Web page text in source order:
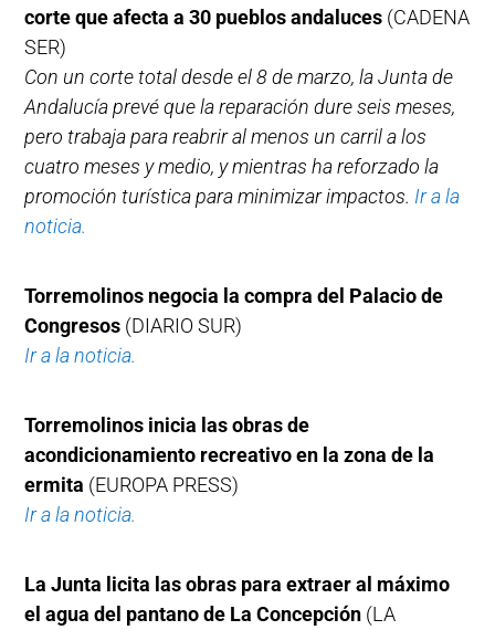
corte que afecta a 30 pueblos andaluces (CADENA
SER)
Con un corte total desde el 8 de marzo, la Junta de
Andalucía prevé que la reparación dure seis meses,
pero trabaja para reabrir al menos un carril a los
cuatro meses y medio, y mientras ha reforzado la
promoción turística para minimizar impactos. Ir a la
noticia.
Torremolinos negocia la compra del Palacio de
Congresos (DIARIO SUR)
Ir a la noticia.
Torremolinos inicia las obras de
acondicionamiento recreativo en la zona de la
ermita (EUROPA PRESS)
Ir a la noticia.
La Junta licita las obras para extraer al máximo
el agua del pantano de La Concepción (LA